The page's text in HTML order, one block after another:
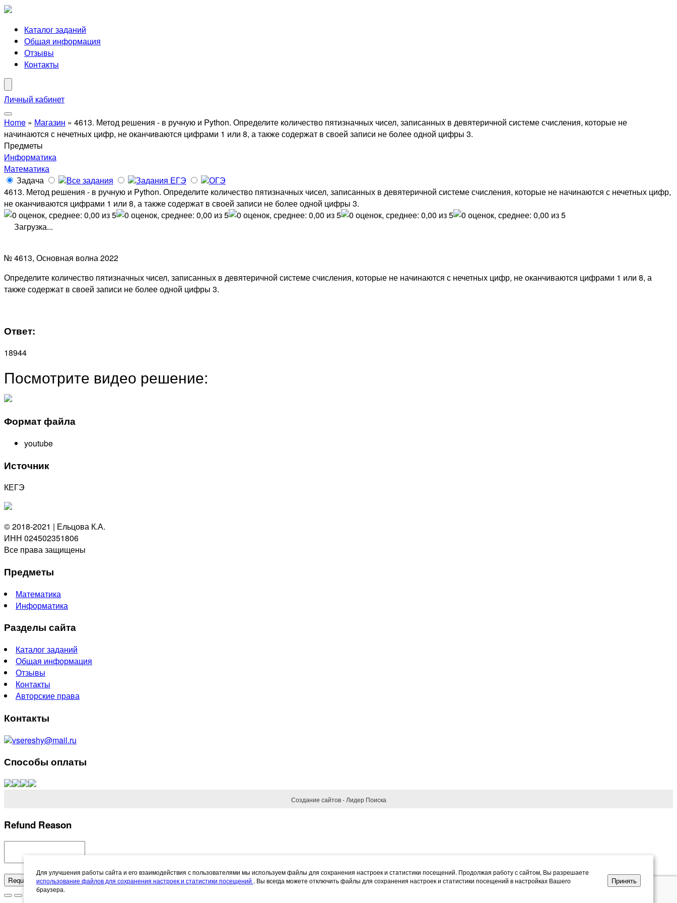
Каталог заданий
Общая информация
Отзывы
Контакты
Личный кабинет
Home » Магазин » 4613. Метод решения - в ручную и Python. Определите количество пятизначных чисел, записанных в девятеричной системе счисления, которые не
начинаются с нечетных цифр, не оканчиваются цифрами 1 или 8, а также содержат в своей записи не более одной цифры 3.
Предметы
Информатика
Математика
Задача
Все задания Задания ЕГЭ
ОГЭ
4613. Метод решения - в ручную и Python. Определите количество пятизначных чисел, записанных в девятеричной системе счисления, которые не начинаются с нечетных цифр,
не оканчиваются цифрами 1 или 8, а также содержат в своей записи не более одной цифры 3.
Загрузка...
№ 4613, Основная волна 2022
Определите количество пятизначных чисел, записанных в девятеричной системе счисления, которые не начинаются с нечетных цифр, не оканчиваются цифрами 1 или 8, а
также содержат в своей записи не более одной цифры 3.
Ответ:
18944
Посмотрите видео решение:
Формат файла
youtube
Источник
КЕГЭ
© 2018-2021 | Ельцова К.А.
ИНН 024502351806
Все права защищены
Предметы
Математика
Информатика
Разделы сайта
Каталог заданий
Общая информация
Отзывы
Контакты
Авторские права
Контакты
vsereshy@mail.ru
Способы оплаты
Создание сайтов - Лидер Поиска
Refund Reason
Request Refund Cancel
Для улучшения работы сайта и его взаимодействия с пользователями мы используем файлы для сохранения настроек и статистики посещений. Продолжая работу с сайтом, Вы разрешаете
использование файлов для сохранения настроек и статистики посещений . Вы всегда можете отключить файлы для сохранения настроек и статистики посещений в настройках Вашего
браузера.
Принять